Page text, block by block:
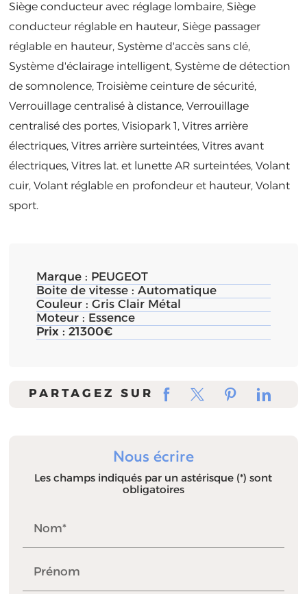
Siège conducteur avec réglage lombaire, Siège
conducteur réglable en hauteur, Siège passager
réglable en hauteur, Système d'accès sans clé,
Système d'éclairage intelligent, Système de détection
de somnolence, Troisième ceinture de sécurité,
Verrouillage centralisé à distance, Verrouillage
centralisé des portes, Visiopark 1, Vitres arrière
électriques, Vitres arrière surteintées, Vitres avant
électriques, Vitres lat. et lunette AR surteintées, Volant
cuir, Volant réglable en profondeur et hauteur, Volant
sport.
Marque : PEUGEOT
Prix :21300€
Boite de vitesse :Automatique
Couleur :Gris Clair Métal
Moteur : Essence
PARTAGEZ SUR
Nous écrire
Les champs indiqués par un astérisque (*) sont
obligatoires
Nom*
Prénom